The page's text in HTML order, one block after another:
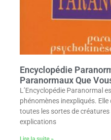
Encyclopédie
Paranormaux Que
L’Encyclopédie Paranormal
phénomènes inexpliqués.
toutes les sortes de
explications